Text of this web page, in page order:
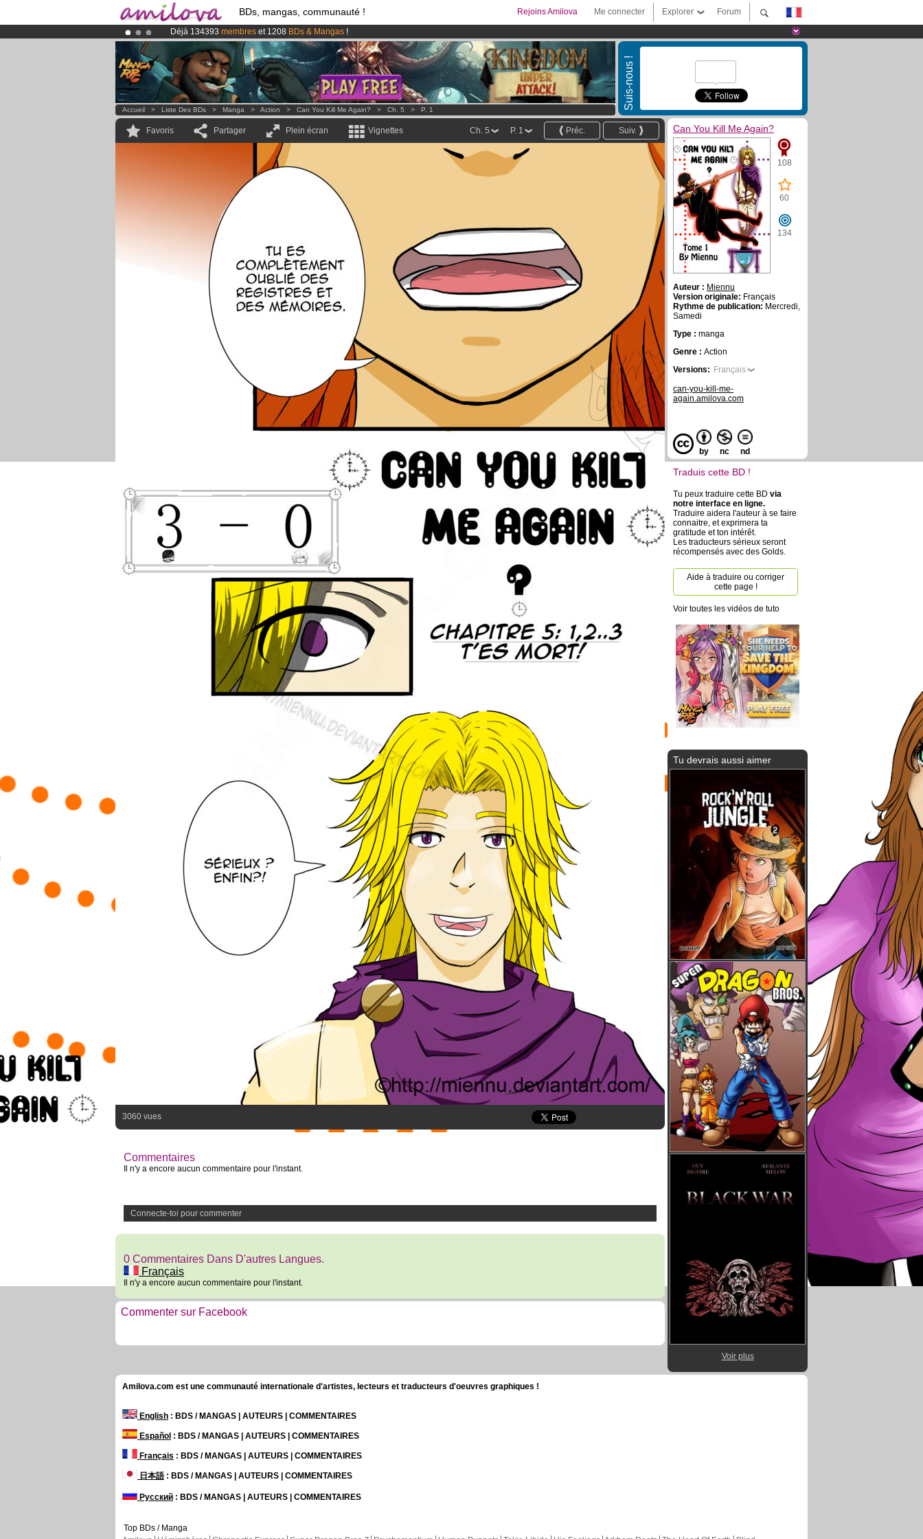
BDs, mangas, communauté ! Forum
Explorer
Me connecter
Rejoins Amilova
Déjà 134393 membres et 1208 BDs & Mangas !
Abonnement premium: à partir de3.95 eurospar mois !Clique ici pour t'abonner
LeKickstarter Amilova est désormais lancé
Suis-nous !
Accueil > Liste Des BDs > Manga > Action > Can You Kill Me Again? > Ch. 5 > P. 1
Favoris Partager Plein écran Vignettes Suiv.
Préc.
P. 1
Ch. 5
3060 vues
Commentaires
Il n'y a encore aucun commentaire pour l'instant.
Connecte-toi pour commenter
0 Commentaires Dans D'autres Langues.
Français
Il n'y a encore aucun commentaire pour l'instant.
Commenter sur Facebook
Can You Kill Me Again?
108
60
134
Auteur : Miennu
Version originale: Français
Rythme de publication: Mercredi,
Samedi
Type : manga
Genre : Action
Versions: Français
can-you-kill-me-
again.amilova.com
by nc nd
Traduis cette BD !
Tu peux traduire cette BD via
notre interface en ligne.
Traduire aidera l'auteur à se faire
connaitre, et exprimera ta
gratitude et ton intérêt.
Les traducteurs sérieux seront
récompensés avec des Golds.
Aide à traduire ou corriger
cette page !
Voir toutes les vidéos de tuto
Tu devrais aussi aimer
Voir plus
Amilova.com est une communauté internationale d'artistes, lecteurs et traducteurs d'oeuvres graphiques !
English : BDS / MANGAS | AUTEURS | COMMENTAIRES
Español : BDS / MANGAS | AUTEURS | COMMENTAIRES
Français : BDS / MANGAS | AUTEURS | COMMENTAIRES
日本語: BDS / MANGAS | AUTEURS | COMMENTAIRES
Русский : BDS / MANGAS | AUTEURS | COMMENTAIRES
Top BDs / Manga